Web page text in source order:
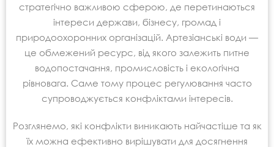
стратегічно важливою сферою, де перетинаються
інтереси держави, бізнесу, громад і
природоохоронних організацій. Артезіанські води —
це обмежений ресурс, від якого залежить питне
водопостачання, промисловість і екологічна
рівновага. Саме тому процес регулювання часто
супроводжується конфліктами інтересів.
Розглянемо, які конфлікти виникають найчастіше та як
їх можна ефективно вирішувати для досягнення